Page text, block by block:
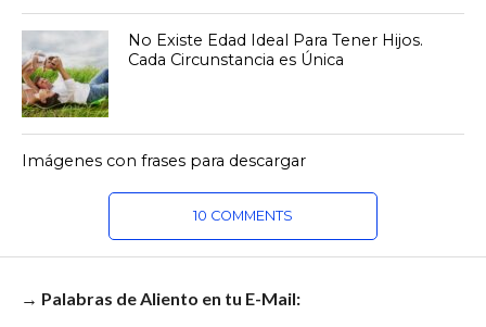
No Existe Edad Ideal Para Tener Hijos.
Cada Circunstancia es Única
Imágenes con frases para descargar
10 COMMENTS
→ Palabras de Aliento en tu E-Mail: